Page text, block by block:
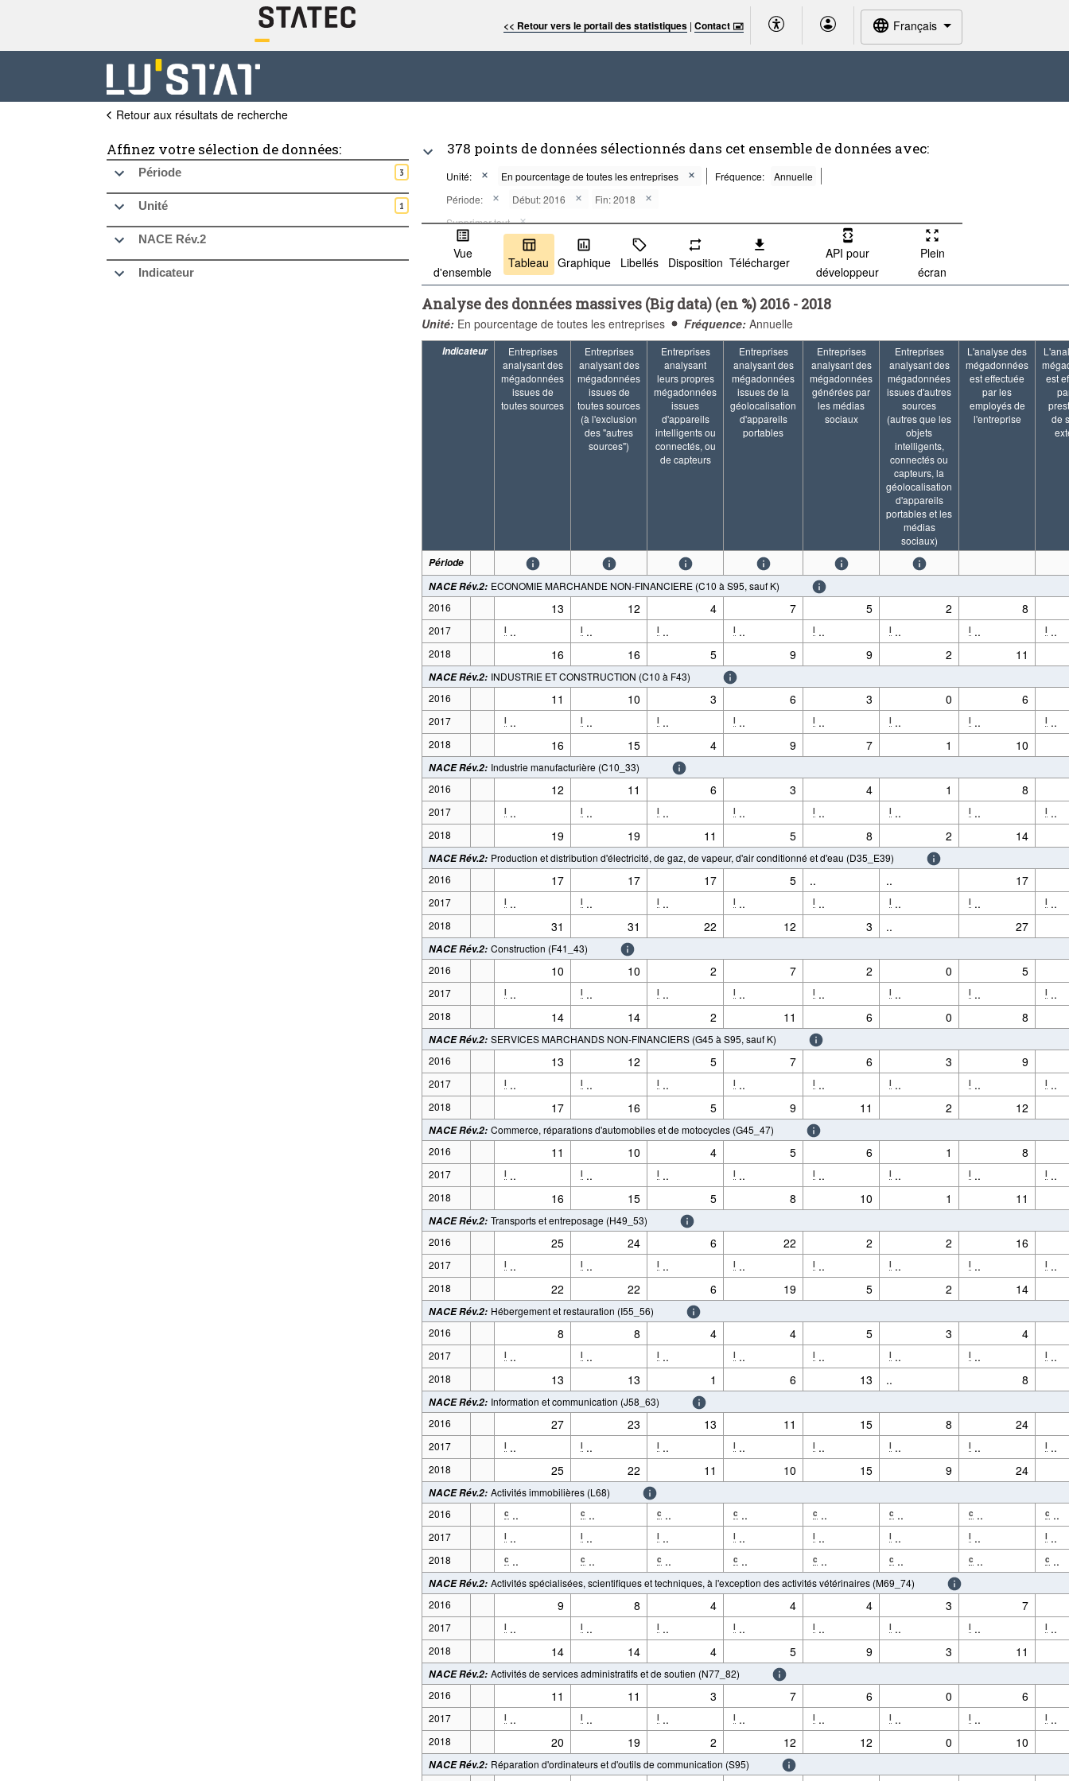
<< Retour vers le portail des statistiques |Contact 🖃 Français
Retour aux résultats de recherche
Affinez votre sélection de données:
Période 3
Unité 1
NACE Rév.2
Indicateur
378 points de données sélectionnés dans cet ensemble de données avec:
Unité: En pourcentage de toutes les entreprises Fréquence:
Annuelle
Période:
Début: 2016
Fin: 2018
Supprimer tout
Vue
d'ensemble
Tableau Graphique Libellés Disposition Télécharger
API pour
développeur
Plein
écran
Analyse des données massives (Big data) (en %) 2016 - 2018
Unité: En pourcentage de toutes les entreprises Fréquence: Annuelle
Indicateur
Entreprises
analysant des
mégadonnées
issues de
toutes sources
Entreprises
analysant des
mégadonnées
issues de
toutes sources
(à l'exclusion
des "autres
sources")
Entreprises
analysant
leurs propres
mégadonnées
issues
d'appareils
intelligents ou
connectés, ou
de capteurs
Entreprises
analysant des
mégadonnées
issues de la
géolocalisation
d'appareils
portables
Entreprises
analysant des
mégadonnées
générées par
les médias
sociaux
Entreprises
analysant des
mégadonnées
issues d'autres
sources
(autres que les
objets
intelligents,
connectés ou
capteurs, la
géolocalisation
d'appareils
portables et les
médias
sociaux)
L'analyse des
mégadonnées
est effectuée
par les
employés de
l'entreprise
est
de
Période
NACE Rév.2: ECONOMIE MARCHANDE NON-FINANCIERE (C10 à S95, sauf K)
2016
13 12 4 7 5 2 8
2017 l .. l .. l .. l .. l .. l .. l .. l ..
2018 16 16 5 9 9 2 11
NACE Rév.2: INDUSTRIE ET CONSTRUCTION (C10 à F43)
2016
11 10 3 6 3 0 6
2017 l .. l .. l .. l .. l .. l .. l .. l ..
2018 16 15 4 9 7 1 10
NACE Rév.2: Industrie manufacturière (C10_33)
2016
12 11 6 3 4 1 8
2017 l .. l .. l .. l .. l .. l .. l .. l ..
2018 19 19 11 5 8 2 14
NACE Rév.2: Production et distribution d'électricité, de gaz, de vapeur, d'air conditionné et d'eau (D35_E39)
2016
17 17 17 5 .. .. 17
2017 l .. l .. l .. l .. l .. l .. l .. l ..
2018 31 31 22 12 3 .. 27
NACE Rév.2: Construction (F41_43)
2016
10 10 2 7 2 0 5
2017 l .. l .. l .. l .. l .. l .. l .. l ..
2018 14 14 2 11 6 0 8
NACE Rév.2: SERVICES MARCHANDS NON-FINANCIERS (G45 à S95, sauf K)
2016
13 12 5 7 6 3 9
2017 l .. l .. l .. l .. l .. l .. l .. l ..
2018 17 16 5 9 11 2 12
NACE Rév.2: Commerce, réparations d'automobiles et de motocycles (G45_47)
2016
11 10 4 5 6 1 8
2017 l .. l .. l .. l .. l .. l .. l .. l ..
2018 16 15 5 8 10 1 11
NACE Rév.2: Transports et entreposage (H49_53)
2016
25 24 6 22 2 2 16
2017 l .. l .. l .. l .. l .. l .. l .. l ..
2018 22 22 6 19 5 2 14
NACE Rév.2: Hébergement et restauration (I55_56)
2016
8 8 4 4 5 3 4
2017 l .. l .. l .. l .. l .. l .. l .. l ..
2018 13 13 1 6 13 .. 8
NACE Rév.2: Information et communication (J58_63)
2016
27 23 13 11 15 8 24
2017 l .. l .. l .. l .. l .. l .. l .. l ..
2018 25 22 11 10 15 9 24
NACE Rév.2: Activités immobilières (L68)
2016
c .. c .. c .. c .. c .. c .. c .. c ..
2017 l .. l .. l .. l .. l .. l .. l .. l ..
2018 c .. c .. c .. c .. c .. c .. c .. c ..
NACE Rév.2: Activités spécialisées, scientifiques et techniques, à l'exception des activités vétérinaires (M69_74)
2016
9 8 4 4 4 3 7
2017 l .. l .. l .. l .. l .. l .. l .. l ..
2018 14 14 4 5 9 3 11
NACE Rév.2: Activités de services administratifs et de soutien (N77_82)
2016
11 11 3 7 6 0 6
2017 l .. l .. l .. l .. l .. l .. l .. l ..
2018 20 19 2 12 12 0 10
NACE Rév.2: Réparation d'ordinateurs et d'outils de communication (S95)